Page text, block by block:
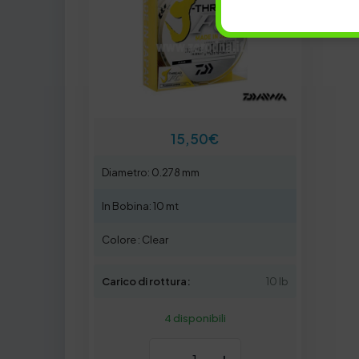
15,50€
Diametro: 0.278 mm
In Bobina: 10 mt
Colore : Clear
Carico di rottura: 10 lb
4 disponibili